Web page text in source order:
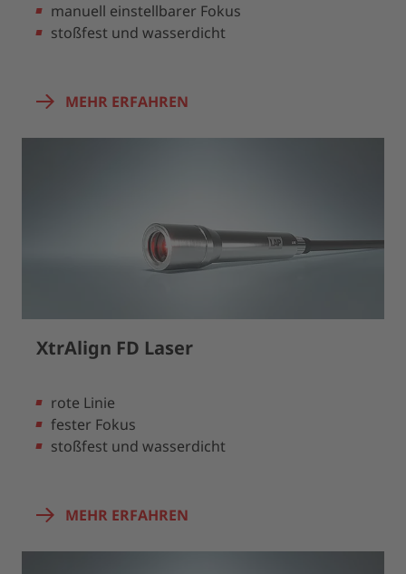
manuell einstellbarer Fokus
stoßfest und wasserdicht
MEHR ERFAHREN
XtrAlign FD Laser
rote Linie
fester Fokus
stoßfest und wasserdicht
MEHR ERFAHREN